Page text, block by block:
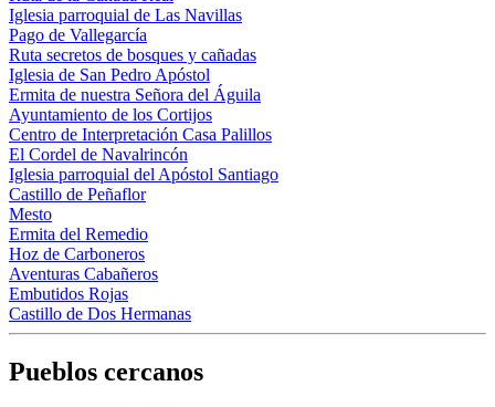
Iglesia parroquial de Las Navillas
Pago de Vallegarcía
Ruta secretos de bosques y cañadas
Iglesia de San Pedro Apóstol
Ermita de nuestra Señora del Águila
Ayuntamiento de los Cortijos
Centro de Interpretación Casa Palillos
El Cordel de Navalrincón
Iglesia parroquial del Apóstol Santiago
Castillo de Peñaflor
Mesto
Ermita del Remedio
Hoz de Carboneros
Aventuras Cabañeros
Embutidos Rojas
Castillo de Dos Hermanas
Pueblos cercanos